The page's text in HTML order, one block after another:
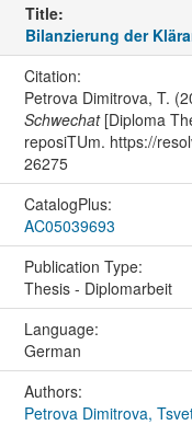
Title:
Bilanzierung der
Citation:
Petrova Dimitrova, T.
Schwechat[Diploma
reposiTUm. https://
26275
CatalogPlus:
AC05039693
Publication Type:
Thesis - Diplomarbeit
Language:
German
Authors:
Petrova Dimitrova,